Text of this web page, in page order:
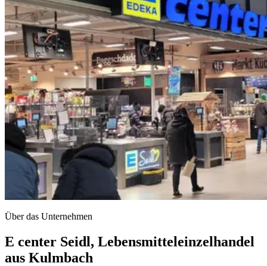
Über das Unternehmen
E center Seidl, Lebensmitteleinzelhandel
aus Kulmbach